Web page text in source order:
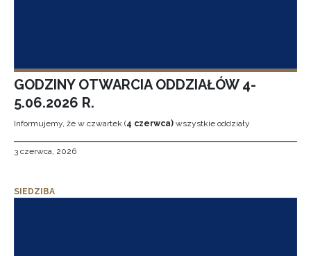
GODZINY OTWARCIA ODDZIAŁÓW 4-
5.06.2026 R.
Informujemy, że w czwartek (4 czerwca) wszystkie oddziały
3 czerwca, 2026
SIEDZIBA